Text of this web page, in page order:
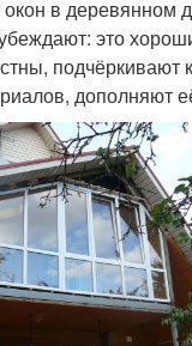
в деревянном
это
подчёркивают
дополняют